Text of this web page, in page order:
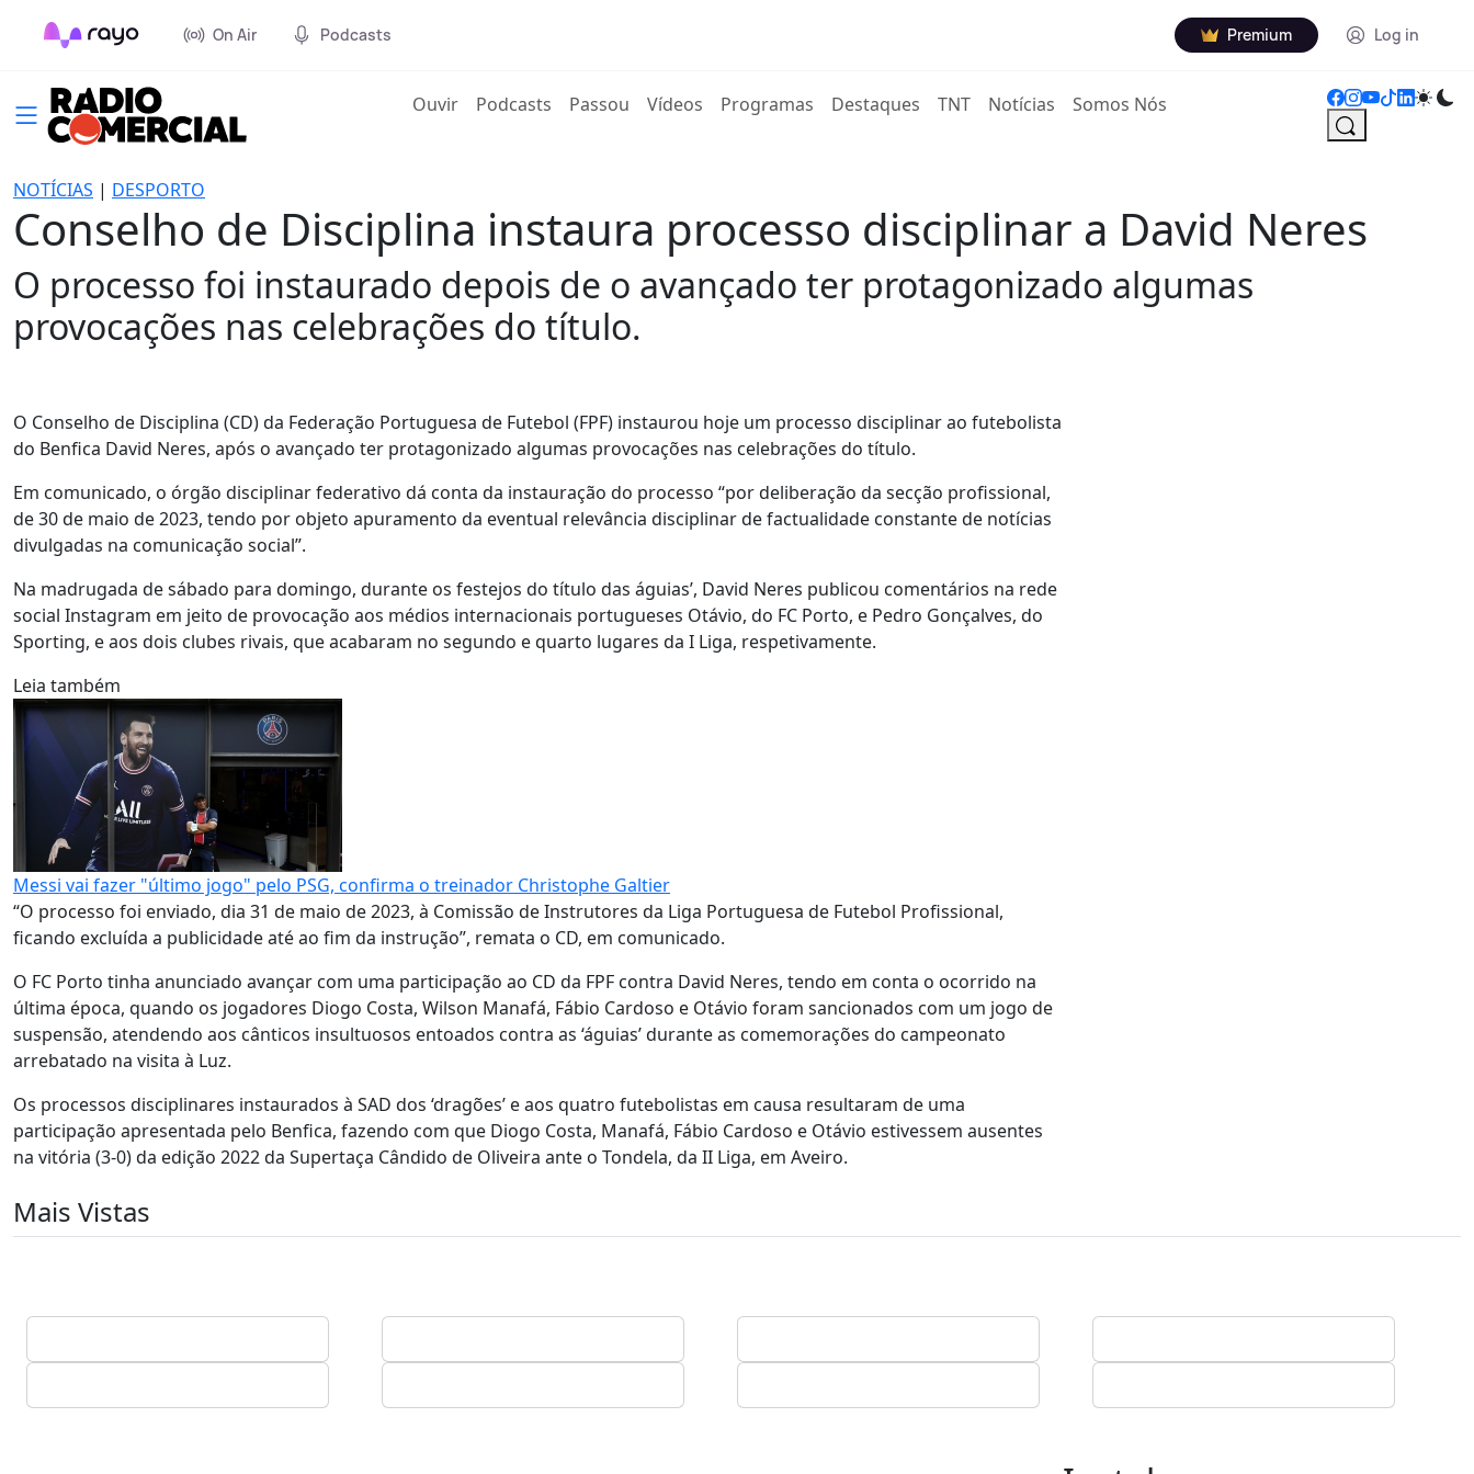
On Air Podcasts Premium Log in
Ouvir(current)
Podcasts Passou Vídeos Programas Destaques TNT Notícias Somos Nós
NOTÍCIAS | DESPORTO
Conselho de Disciplina instaura processo disciplinar a David Neres
O processo foi instaurado depois de o avançado ter protagonizado algumas
provocações nas celebrações do título.
O Conselho de Disciplina (CD) da Federação Portuguesa de Futebol (FPF) instaurou hoje um processo disciplinar ao futebolista
do Benfica David Neres, após o avançado ter protagonizado algumas provocações nas celebrações do título.
Em comunicado, o órgão disciplinar federativo dá conta da instauração do processo “por deliberação da secção profissional,
de 30 de maio de 2023, tendo por objeto apuramento da eventual relevância disciplinar de factualidade constante de notícias
divulgadas na comunicação social”.
Na madrugada de sábado para domingo, durante os festejos do título das águias’, David Neres publicou comentários na rede
social Instagram em jeito de provocação aos médios internacionais portugueses Otávio, do FC Porto, e Pedro Gonçalves, do
Sporting, e aos dois clubes rivais, que acabaram no segundo e quarto lugares da I Liga, respetivamente.
Leia também
Messi vai fazer "último jogo" pelo PSG, confirma o treinador Christophe Galtier
“O processo foi enviado, dia 31 de maio de 2023, à Comissão de Instrutores da Liga Portuguesa de Futebol Profissional,
ficando excluída a publicidade até ao fim da instrução”, remata o CD, em comunicado.
O FC Porto tinha anunciado avançar com uma participação ao CD da FPF contra David Neres, tendo em conta o ocorrido na
última época, quando os jogadores Diogo Costa, Wilson Manafá, Fábio Cardoso e Otávio foram sancionados com um jogo de
suspensão, atendendo aos cânticos insultuosos entoados contra as ‘águias’ durante as comemorações do campeonato
arrebatado na visita à Luz.
Os processos disciplinares instaurados à SAD dos ‘dragões’ e aos quatro futebolistas em causa resultaram de uma
participação apresentada pelo Benfica, fazendo com que Diogo Costa, Manafá, Fábio Cardoso e Otávio estivessem ausentes
na vitória (3-0) da edição 2022 da Supertaça Cândido de Oliveira ante o Tondela, da II Liga, em Aveiro.
Mais Vistas